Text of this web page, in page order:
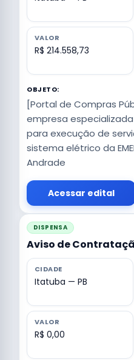
VALOR
R$ 214.558,73
OBJETO:
[Portal de Compras
empresa
para execução de
sistema elétrico da
Andrade
Acessar edital
DISPENSA
Aviso de
CIDADE
Itatuba — PB
VALOR
R$ 0,00